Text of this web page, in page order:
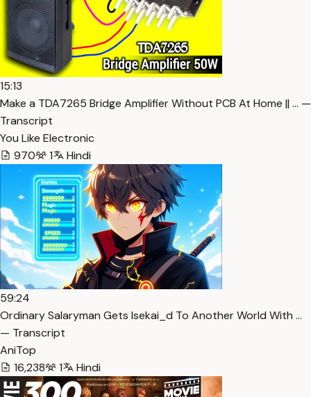
15:13
Make a TDA7265 Bridge Amplifier Without PCB At Home || … —
Transcript
You Like Electronic
970
1 Hindi
59:24
Ordinary Salaryman Gets Isekai_d To Another World With …
— Transcript
AniTop
16,238
1 Hindi